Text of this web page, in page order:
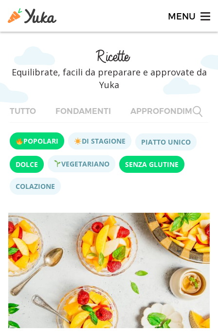
Ricette
Equilibrate, facili da preparare e approvate da
Yuka
TUTTO FONDAMENTI APPROFONDIMENTI
POPOLARI DI STAGIONE PIATTO UNICO
DOLCE VEGETARIANO SENZA GLUTINE
COLAZIONE